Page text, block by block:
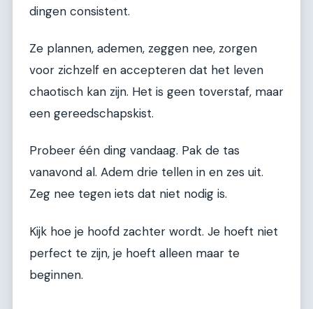
dingen consistent.
Ze plannen, ademen, zeggen nee, zorgen
voor zichzelf en accepteren dat het leven
chaotisch kan zijn. Het is geen toverstaf, maar
een gereedschapskist.
Probeer één ding vandaag. Pak de tas
vanavond al. Adem drie tellen in en zes uit.
Zeg nee tegen iets dat niet nodig is.
Kijk hoe je hoofd zachter wordt. Je hoeft niet
perfect te zijn, je hoeft alleen maar te
beginnen.